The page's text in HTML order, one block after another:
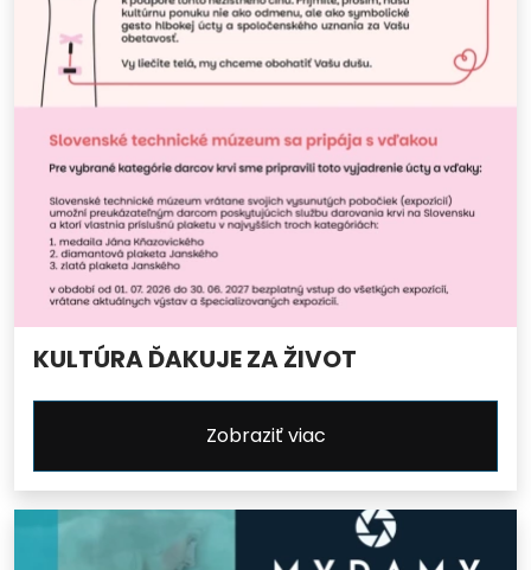
KULTÚRA ĎAKUJE ZA ŽIVOT
Zobraziť viac